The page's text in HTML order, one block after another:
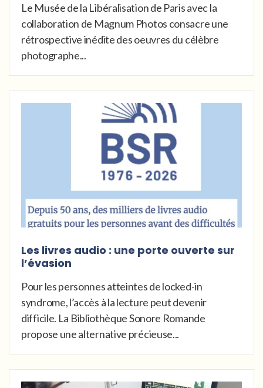
Le Musée de la Libéralisation de Paris avec la
collaboration de Magnum Photos consacre une
rétrospective inédite des oeuvres du célèbre
photographe...
Les livres audio : une porte ouverte sur
l’évasion
Pour les personnes atteintes de locked-in
syndrome, l’accès à la lecture peut devenir
difficile. La Bibliothèque Sonore Romande
propose une alternative précieuse...